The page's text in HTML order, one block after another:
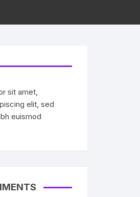
sit amet,
elit, sed
euismod